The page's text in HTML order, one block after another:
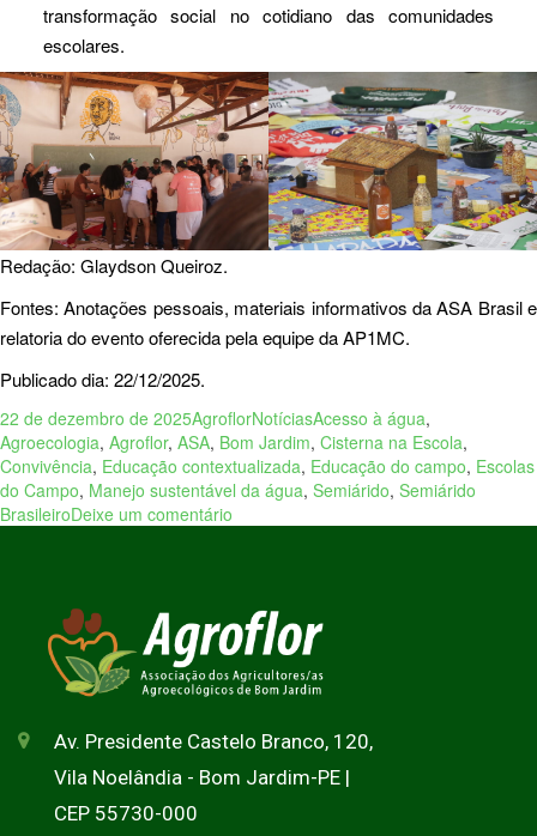
transformação social no cotidiano das comunidades
escolares.
Redação: Glaydson Queiroz.
Fontes: Anotações pessoais, materiais informativos da ASA Brasil e
relatoria do evento oferecida pela equipe da AP1MC.
Publicado dia: 22/12/2025.
22 de dezembro de 2025AgroflorNotíciasAcesso à água,
Agroecologia, Agroflor, ASA, Bom Jardim, Cisterna na Escola,
Convivência, Educação contextualizada, Educação do campo, Escolas
do Campo, Manejo sustentável da água, Semiárido, Semiárido
BrasileiroDeixe um comentário
Av. Presidente Castelo Branco, 120,
Vila Noelândia - Bom Jardim-PE |
CEP 55730-000